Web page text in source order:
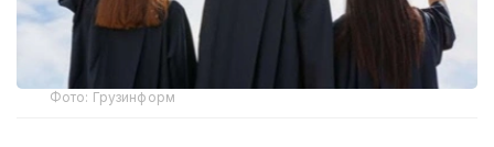
Фото: Грузинформ